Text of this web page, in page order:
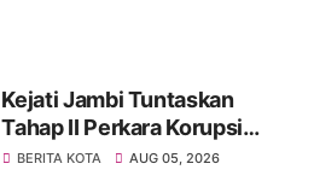
Kejati Jambi Tuntaskan
Tahap II Perkara Korupsi
Pengadaan Tanah Akses
BERITA KOTA AUG 05, 2026